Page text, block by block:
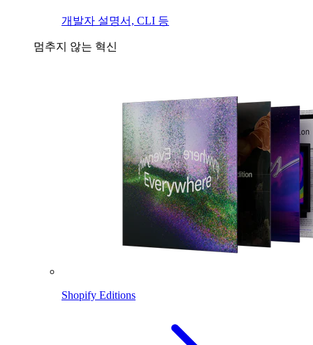
개발자 설명서, CLI 등
멈추지 않는 혁신
Shopify Editions